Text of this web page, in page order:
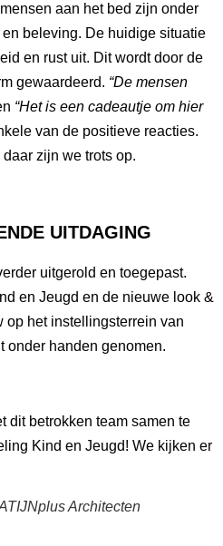
aan het bed zijn onder
beleving. De huidige situatie
en rust uit. Dit wordt door de
gewaardeerd. “De mensen
“Het is een cadeautje om hier
van de positieve reacties.
zijn we trots op.
UITDAGING
uitgerold en toegepast.
en Jeugd en de nieuwe look &
op het instellingsterrein van
onder handen genomen.
dit betrokken team samen te
Kind en Jeugd! We kijken er
Architecten